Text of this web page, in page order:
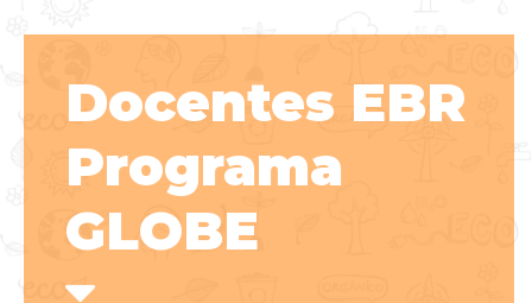
Docentes EBR
Programa
GLOBE